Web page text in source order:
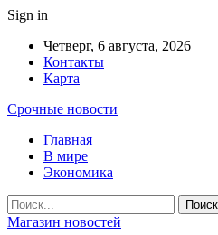
Sign in
Четверг, 6 августа, 2026
Контакты
Карта
Срочные новости
Главная
В мире
Экономика
Магазин новостей